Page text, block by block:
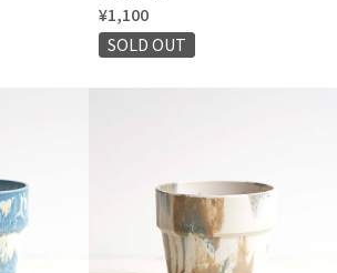
¥1,100
SOLD OUT